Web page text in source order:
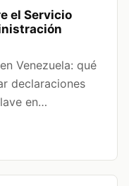
el Servicio
Venezuela: qué
declaraciones
en…